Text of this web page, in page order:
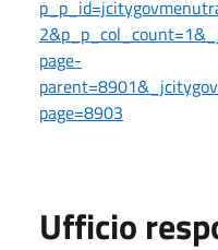
page-
page=8903
Ufficio